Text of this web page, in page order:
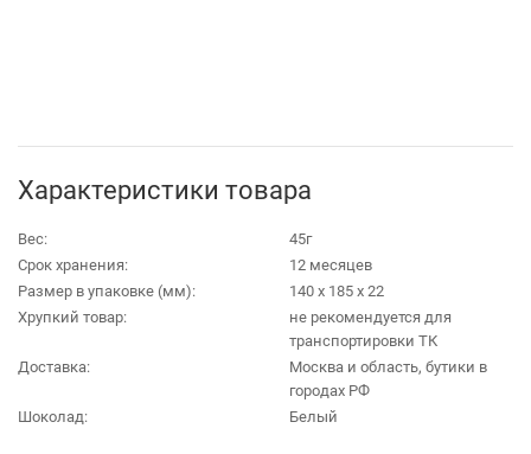
Характеристики товара
Вес:
45г
Срок хранения:
12 месяцев
Размер в упаковке (мм):
140 х 185 х 22
Хрупкий товар:
не рекомендуется для
транспортировки ТК
Доставка:
Москва и область, бутики в
городах РФ
Шоколад:
Белый